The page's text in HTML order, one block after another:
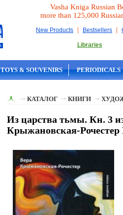
Vasha Kniga Russian
more than 125,000
New Products | Bestsellers |
Libraries
TOYS & SOUVENIRS PERIODICALS
КАТАЛОГ КНИГИ
Из царства тьмы. Кн. 3
Крыжановская-Рочестер